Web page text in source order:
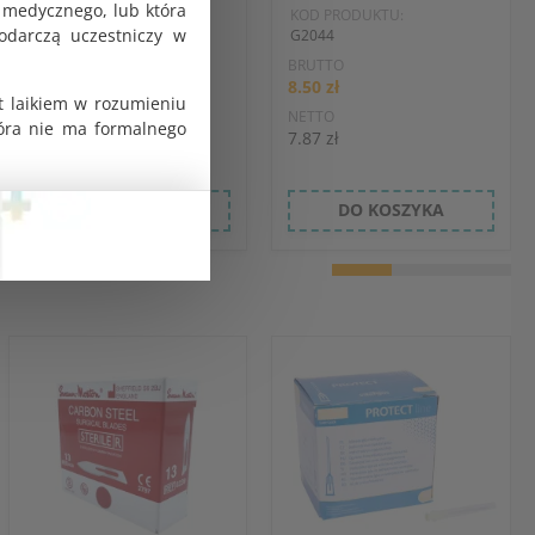
lub która
uczestniczy w
laikiem w rozumieniu
nie ma formalnego
KOD PRODUKTU:
G0402
NETTO
9.00 zł
KOD PRODUKTU:
G2044
BRUTTO
8.50 zł
NETTO
7.87 zł
DO KOSZYKA